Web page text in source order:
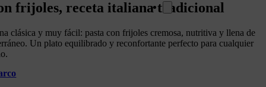
frijoles, receta italiana tradicional
clásica y muy fácil: pasta con frijoles cremosa, nutritiva y llena de
Un plato equilibrado y reconfortante perfecto para cualquier